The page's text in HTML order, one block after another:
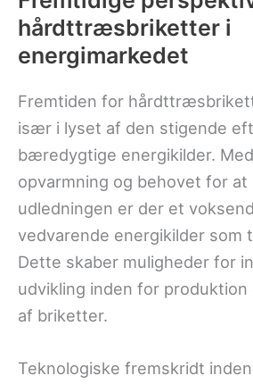
hårdttræsbriketter i
energimarkedet
Fremtiden for
især i lyset af den stigende
bæredygtige energikilder.
opvarmning og behovet for at
udledningen er der et
vedvarende energikilder
Dette skaber muligheder for
udvikling inden for
af briketter.
Teknologiske fremskridt